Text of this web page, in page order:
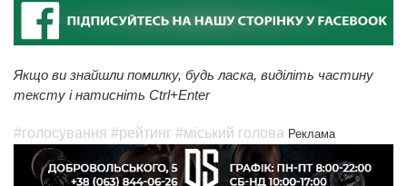
Якщо ви знайшли помилку, будь ласка, виділіть частину
тексту і натисніть Ctrl+Enter
#голосування #рейтинг #міський голова Реклама